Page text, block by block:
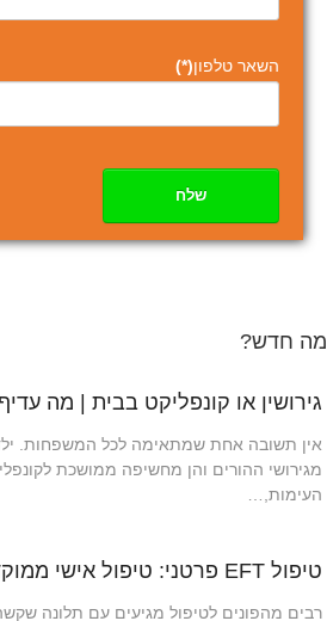
השאר טלפון(*)
שלח
מה חדש?
גירושין או קונפליקט בבית | מה
אין תשובה אחת שמתאימה לכל המשפחות.
מגירושי ההורים והן מחשיפה ממושכת
העימות,…
טיפול EFT פרטני: טיפול אישי ממוקד רגש (EFIT)
רבים מהפונים לטיפול מגיעים עם תלונה